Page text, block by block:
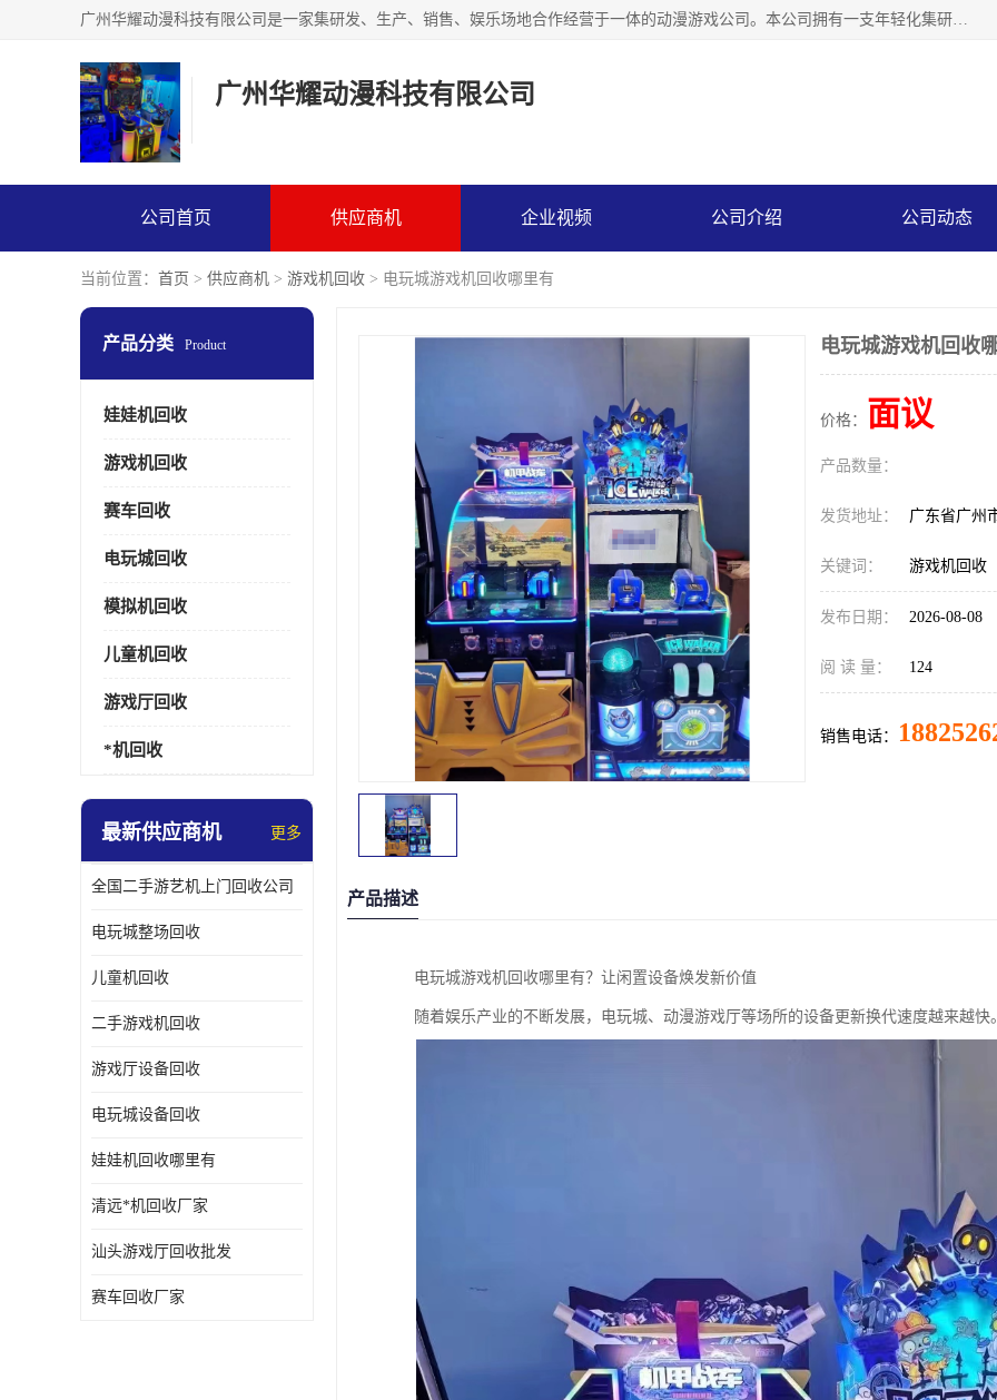
广州华耀动漫科技有限公司是一家集研发、生产、销售、娱乐场地合作经营于一体的动漫游戏公司。本公司拥有一支年轻化集研发生产到售后服务的队伍，及时地为客户提供、赚钱的产品。本公司以雄厚的实力、合理的价格、优良的服务与多家企业建立了长期的合作关系。热诚欢迎各界前来参观、考察、洽谈业务。目前公司经营的产品有：各种捕渔游戏机系列，大型模拟机系列、轮盘机系列、连线机系列、框体机系列、玛莉机系列等。
广州华耀动漫科技有限公司
公司首页 供应商机 企业视频 公司介绍 公司动态
当前位置： 首页 > 供应商机 > 游戏机回收 > 电玩城游戏机回收哪里有
产品分类 Product
娃娃机回收
游戏机回收
赛车回收
电玩城回收
模拟机回收
儿童机回收
游戏厅回收
*机回收
最新供应商机 更多
全国二手游艺机上门回收公司
电玩城整场回收
儿童机回收
二手游戏机回收
游戏厅设备回收
电玩城设备回收
娃娃机回收哪里有
清远*机回收厂家
汕头游戏厅回收批发
赛车回收厂家
电玩城游戏机回收
价格： 面议
产品数量：
发货地址： 广东省广州
关键词： 游戏机回收
发布日期： 2026-08-08
阅 读 量： 124
销售电话：
产品描述
电玩城游戏机回收哪里有？让闲置设备焕发新价值
随着娱乐产业的不断发展，电玩城、动漫游戏厅等场所的设备更新换代速度越来越快